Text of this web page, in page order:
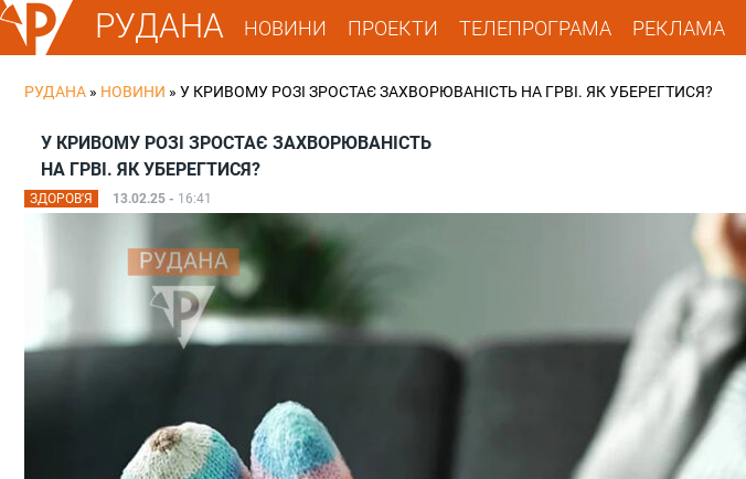
РУДАНА НОВИНИ ПРОЕКТИ ТЕЛЕПРОГРАМА РЕКЛАМА
РУДАНА » НОВИНИ » У КРИВОМУ РОЗІ ЗРОСТАЄ ЗАХВОРЮВАНІСТЬ НА ГРВІ. ЯК УБЕРЕГТИСЯ?
У КРИВОМУ РОЗІ ЗРОСТАЄ ЗАХВОРЮВАНІСТЬ
НА ГРВІ. ЯК УБЕРЕГТИСЯ?
ЗДОРОВ'Я 13.02.25 - 16:41